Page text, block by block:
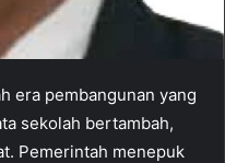
era pembangunan yang
sekolah bertambah,
Pemerintah menepuk